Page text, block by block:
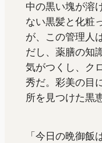
中の黒い塊が溶
ない黒髪と化粧
が、この管理人
だし、薬膳の知
気がつくし、ク
秀だ。彩美の目
所を見つけた黒
「今日の晩御飯